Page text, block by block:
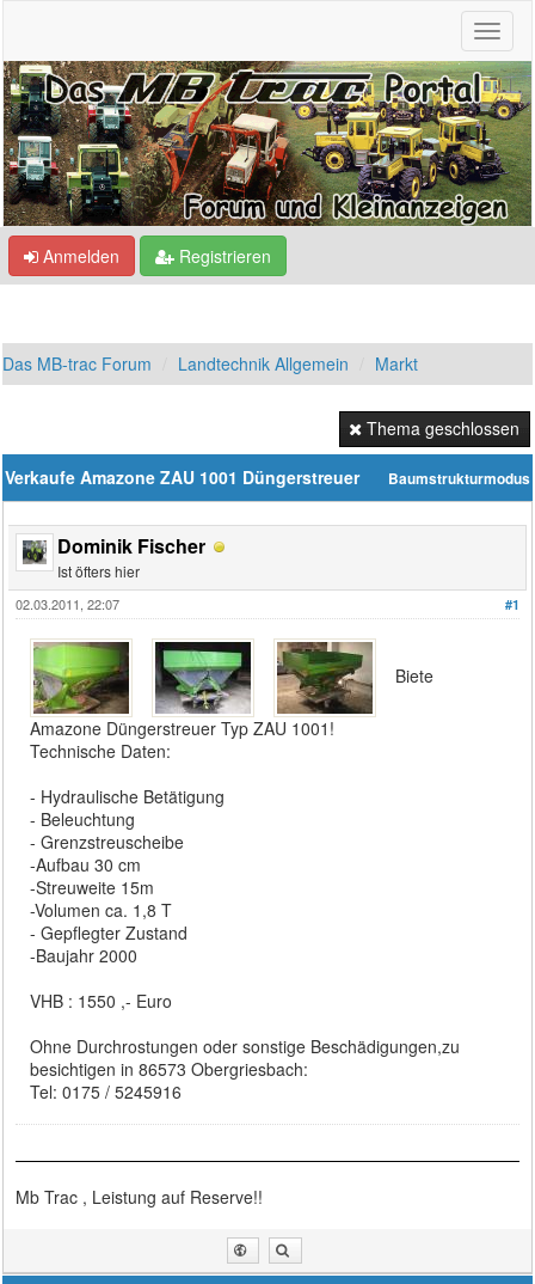
Anmelden Registrieren
Das MB-trac Forum Landtechnik Allgemein Markt
Thema geschlossen
Baumstrukturmodus
Verkaufe Amazone ZAU 1001 Düngerstreuer
Dominik Fischer
Ist öfters hier
#1
02.03.2011, 22:07
Biete
Amazone Düngerstreuer Typ ZAU 1001!
Technische Daten:
- Hydraulische Betätigung
- Beleuchtung
- Grenzstreuscheibe
-Aufbau 30 cm
-Streuweite 15m
-Volumen ca. 1,8 T
- Gepflegter Zustand
-Baujahr 2000
VHB : 1550 ,- Euro
Ohne Durchrostungen oder sonstige Beschädigungen,zu
besichtigen in 86573 Obergriesbach:
Tel: 0175 / 5245916
Mb Trac , Leistung auf Reserve!!